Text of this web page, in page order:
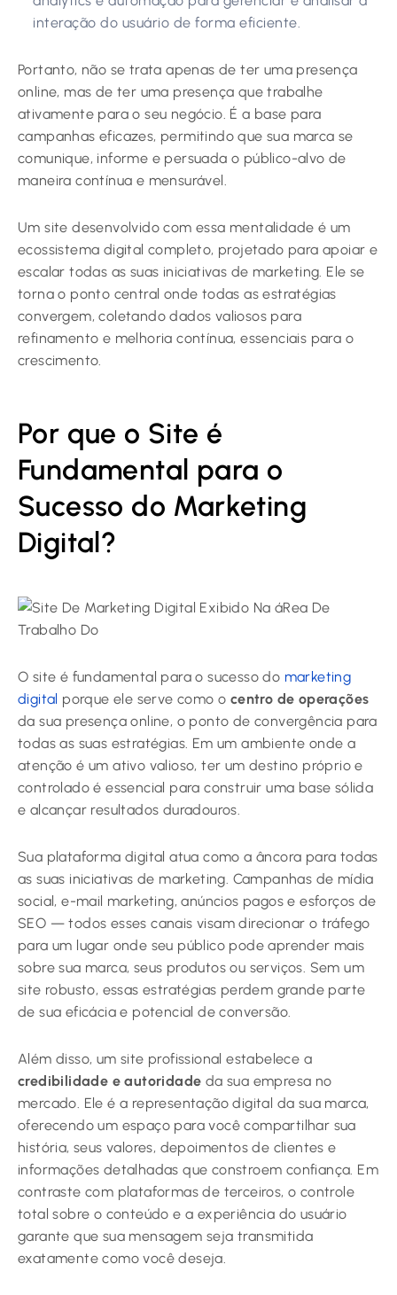
interação do usuário de forma eficiente.
Portanto, não se trata apenas de ter uma presença
online, mas de ter uma presença que trabalhe
ativamente para o seu negócio. É a base para
campanhas eficazes, permitindo que sua marca se
comunique, informe e persuada o público-alvo de
maneira contínua e mensurável.
Um site desenvolvido com essa mentalidade é um
ecossistema digital completo, projetado para apoiar e
escalar todas as suas iniciativas de marketing. Ele se
torna o ponto central onde todas as estratégias
convergem, coletando dados valiosos para
refinamento e melhoria contínua, essenciais para o
crescimento.
Por que o Site é
Fundamental para o
Sucesso do Marketing
Digital?
O site é fundamental para o sucesso do marketing
digital porque ele serve como o centro de operações
da sua presença online, o ponto de convergência para
todas as suas estratégias. Em um ambiente onde a
atenção é um ativo valioso, ter um destino próprio e
controlado é essencial para construir uma base sólida
e alcançar resultados duradouros.
Sua plataforma digital atua como a âncora para todas
as suas iniciativas de marketing. Campanhas de mídia
social, e-mail marketing, anúncios pagos e esforços de
SEO — todos esses canais visam direcionar o tráfego
para um lugar onde seu público pode aprender mais
sobre sua marca, seus produtos ou serviços. Sem um
site robusto, essas estratégias perdem grande parte
de sua eficácia e potencial de conversão.
Além disso, um site profissional estabelece a
credibilidade e autoridade da sua empresa no
mercado. Ele é a representação digital da sua marca,
oferecendo um espaço para você compartilhar sua
história, seus valores, depoimentos de clientes e
informações detalhadas que constroem confiança. Em
contraste com plataformas de terceiros, o controle
total sobre o conteúdo e a experiência do usuário
garante que sua mensagem seja transmitida
exatamente como você deseja.